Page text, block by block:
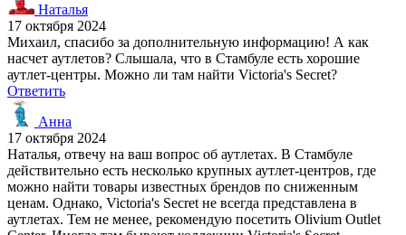
Наталья
17 октября 2024
Михаил, спасибо за дополнительную информацию! А как
насчет аутлетов? Слышала, что в Стамбуле есть хорошие
аутлет-центры. Можно ли там найти Victoria's Secret?
Ответить
Анна
17 октября 2024
Наталья, отвечу на ваш вопрос об аутлетах. В Стамбуле
действительно есть несколько крупных аутлет-центров, где
можно найти товары известных брендов по сниженным
ценам. Однако, Victoria's Secret не всегда представлена в
аутлетах. Тем не менее, рекомендую посетить Olivium Outlet